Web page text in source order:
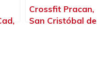
Crossfit Pracan,
San Cristóbal de